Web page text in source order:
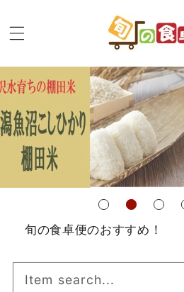
進む
旬の食卓便のおすすめ！
Item search...